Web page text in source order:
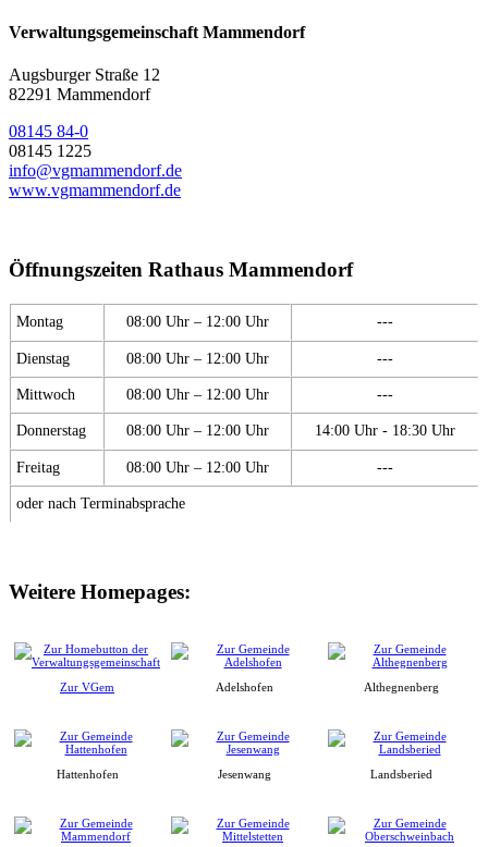
Verwaltungsgemeinschaft Mammendorf
Augsburger Straße 12
82291 Mammendorf
08145 84-0
08145 1225
info@vgmammendorf.de
www.vgmammendorf.de
Öffnungszeiten Rathaus Mammendorf
Montag 08:00 Uhr – 12:00 Uhr ---
Dienstag 08:00 Uhr – 12:00 Uhr ---
Mittwoch 08:00 Uhr – 12:00 Uhr ---
Donnerstag 08:00 Uhr – 12:00 Uhr 14:00 Uhr - 18:30 Uhr
Freitag 08:00 Uhr – 12:00 Uhr ---
oder nach Terminabsprache
Weitere Homepages:
Zur VGem Adelshofen Althegnenberg
Hattenhofen Jesenwang Landsberied